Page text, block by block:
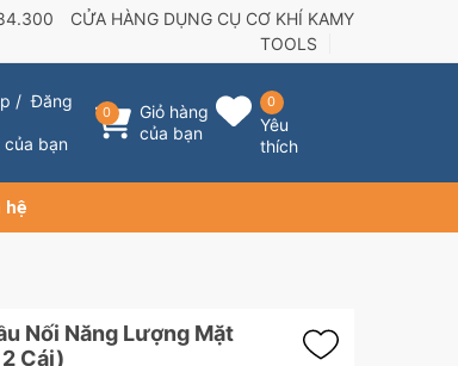
CỬA HÀNG DỤNG CỤ CƠ KHÍ KAMY
TOOLS
/Đăng
của bạn
0
Giỏ hàng
của bạn
0
Yêu
thích
hệ
Nối Năng Lượng Mặt
Cái)